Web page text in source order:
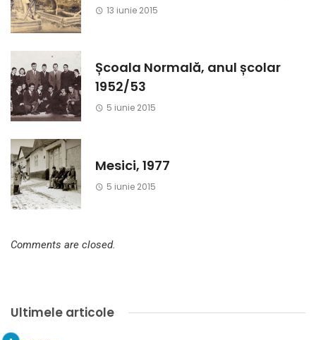
13 iunie 2015
Școala Normală, anul școlar
1952/53
5 iunie 2015
Mesici, 1977
5 iunie 2015
Comments are closed.
Ultimele articole